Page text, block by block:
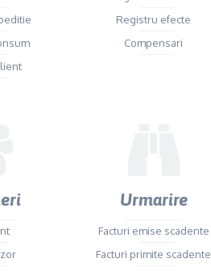
Registru efecte
Compensari
Urmarire
Facturi emise scadente
Facturi primite scadente